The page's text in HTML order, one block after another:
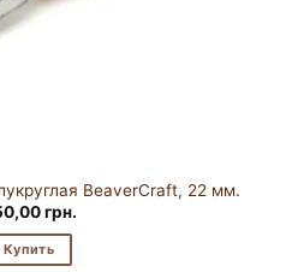
BeaverCraft, 22 мм.
грн.
Купить